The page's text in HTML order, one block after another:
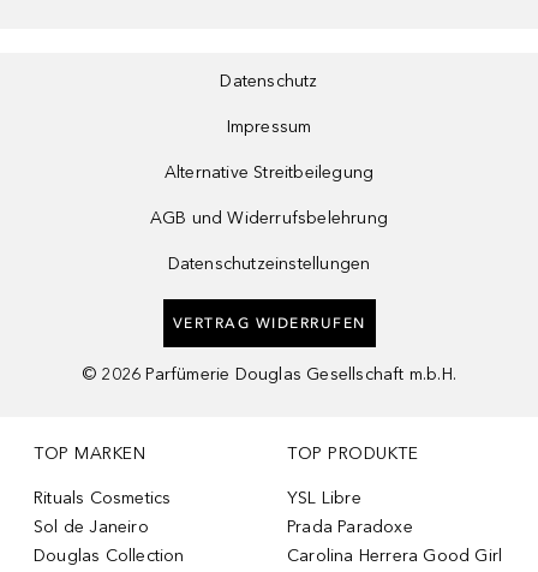
Datenschutz
Impressum
Alternative Streitbeilegung
AGB und Widerrufsbelehrung
Datenschutzeinstellungen
VERTRAG WIDERRUFEN
© 2026 Parfümerie Douglas Gesellschaft m.b.H.
TOP MARKEN
Rituals Cosmetics
Sol de Janeiro
Douglas Collection
TOP PRODUKTE
YSL Libre
Prada Paradoxe
Carolina Herrera Good Girl